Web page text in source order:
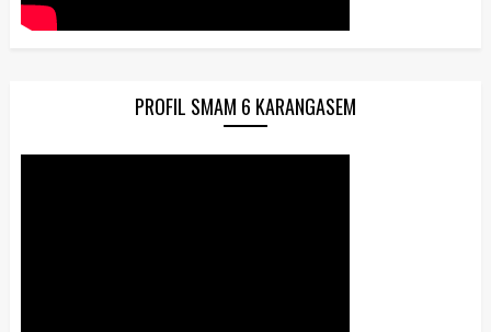
PROFIL SMAM 6 KARANGASEM